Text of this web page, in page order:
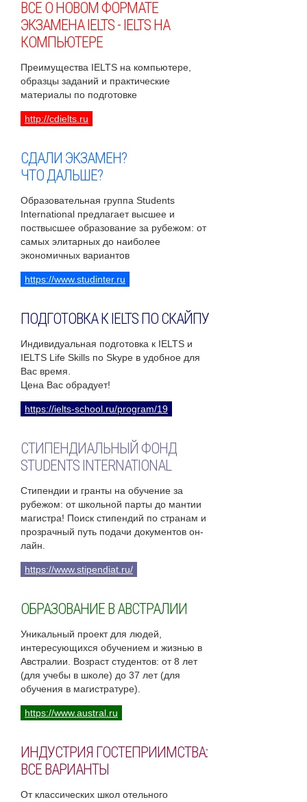
ВСЕ О НОВОМ ФОРМАТЕ
ЭКЗАМЕНА IELTS - IELTS НА
КОМПЬЮТЕРЕ
Преимущества IELTS на компьютере,
образцы заданий и практические
материалы по подготовке
http://cdielts.ru
СДАЛИ ЭКЗАМЕН?
ЧТО ДАЛЬШЕ?
Образовательная группа Students
International предлагает высшее и
поствысшее образование за рубежом: от
самых элитарных до наиболее
экономичных вариантов
https://www.studinter.ru
ПОДГОТОВКА К IELTS ПО СКАЙПУ
Индивидуальная подготовка к IELTS и
IELTS Life Skills по Skype в удобное для
Вас время.
Цена Вас обрадует!
https://ielts-school.ru/program/19
СТИПЕНДИАЛЬНЫЙ ФОНД
STUDENTS INTERNATIONAL
Стипендии и гранты на обучение за
рубежом: от школьной парты до мантии
магистра! Поиск стипендий по странам и
прозрачный путь подачи документов он-
лайн.
https://www.stipendiat.ru/
ОБРАЗОВАНИЕ В АВСТРАЛИИ
Уникальный проект для людей,
интересующихся обучением и жизнью в
Австралии. Возраст студентов: от 8 лет
(для учебы в школе) до 37 лет (для
обучения в магистратуре).
https://www.austral.ru
ИНДУСТРИЯ ГОСТЕПРИИМСТВА:
ВСЕ ВАРИАНТЫ
От классических школ отельного